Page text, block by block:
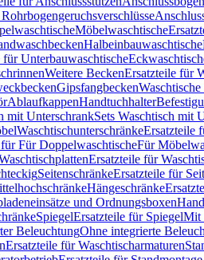
Möbelwaschtische
Halbeinbauwaschtische
für Unterbauwaschtische
Weitere BeckenErsatzteile für
Gipsfangbecken
AblaufkappenHandtuchhalter
mit UnterschrankSets Waschtisch mit
WaschtischunterschränkeErsatzteile
Für DoppelwaschtischeFür
Ersatzteile für
SeitenschränkeErsatzteile für
Hängeschränke
und Ordnungsboxen
SpiegelErsatzteile für SpiegelMit
BeleuchtungOhne integrierte
Ersatzteile für Waschtischarmaturen